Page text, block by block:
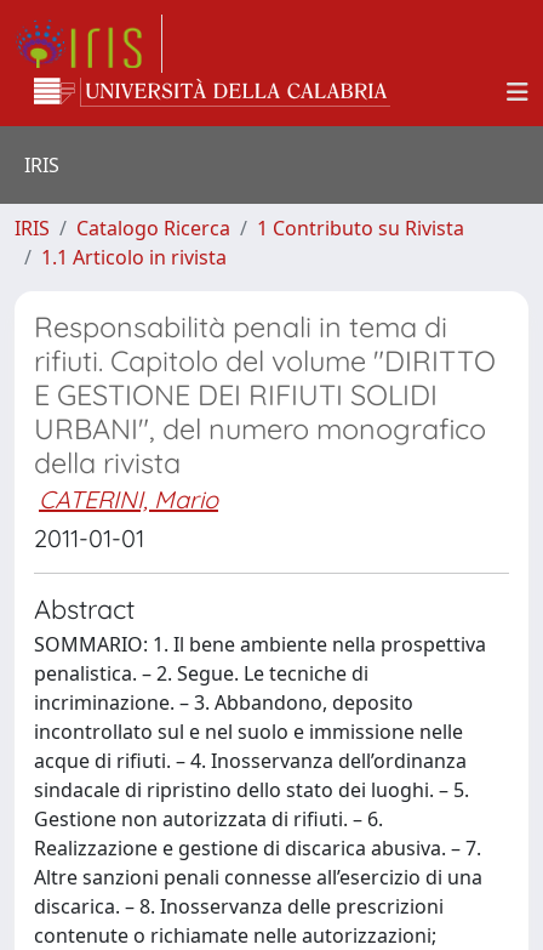
IRIS
IRIS Catalogo Ricerca
1 Contributo su Rivista
1.1 Articolo in rivista
Responsabilità penali in tema di
rifiuti. Capitolo del volume "DIRITTO
E GESTIONE DEI RIFIUTI SOLIDI
URBANI", del numero monografico
della rivista
CATERINI, Mario
2011-01-01
Abstract
SOMMARIO: 1. Il bene ambiente nella prospettiva
penalistica. – 2. Segue. Le tecniche di
incriminazione. – 3. Abbandono, deposito
incontrollato sul e nel suolo e immissione nelle
acque di rifiuti. – 4. Inosservanza dell’ordinanza
sindacale di ripristino dello stato dei luoghi. – 5.
Gestione non autorizzata di rifiuti. – 6.
Realizzazione e gestione di discarica abusiva. – 7.
Altre sanzioni penali connesse all’esercizio di una
discarica. – 8. Inosservanza delle prescrizioni
contenute o richiamate nelle autorizzazioni;